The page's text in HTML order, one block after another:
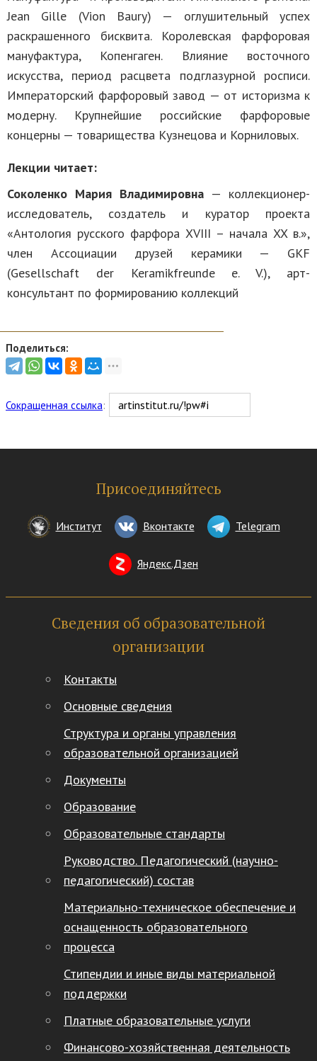
Jean Gille (Vion Baury) — оглушительный успех
раскрашенного бисквита. Королевская фарфоровая
мануфактура, Копенгаген. Влияние восточного
искусства, период расцвета подглазурной росписи.
Императорский фарфоровый завод — от историзма к
модерну. Крупнейшие российские фарфоровые
концерны — товарищества Кузнецова и Корниловых.
Лекции читает:
Соколенко Мария Владимировна — коллекционер-
исследователь, создатель и куратор проекта
«Антология русского фарфора XVIII – начала XX в.»,
член Ассоциации друзей керамики — GKF
(Gesellschaft der Keramikfreunde e. V.), арт-
консультант по формированию коллекций
Поделиться:
Сокращенная ссылка:
Присоединяйтесь
Институт Вконтакте Telegram
Яндекс.Дзен
Сведения об образовательной
организации
Контакты
Основные сведения
Структура и органы управления
образовательной организацией
Документы
Образование
Образовательные стандарты
Руководство. Педагогический (научно-
педагогический) состав
Материально-техническое обеспечение и
оснащенность образовательного
процесса
Стипендии и иные виды материальной
поддержки
Платные образовательные услуги
Финансово-хозяйственная деятельность